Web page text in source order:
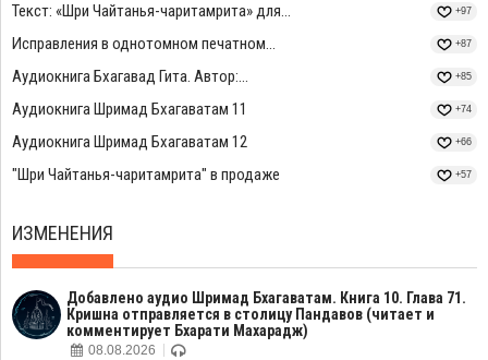
Текст: «Шри Чайтанья-чаритамрита» для... +97
Исправления в однотомном печатном... +87
Аудиокнига Бхагавад Гита. Автор:... +85
Аудиокнига Шримад Бхагаватам 11 +74
Аудиокнига Шримад Бхагаватам 12 +66
"Шри Чайтанья-чаритамрита" в продаже +57
ИЗМЕНЕНИЯ
Добавлено аудио Шримад Бхагаватам. Книга 10. Глава 71.
Кришна отправляется в столицу Пандавов (читает и
комментирует Бхарати Махарадж)
08.08.2026